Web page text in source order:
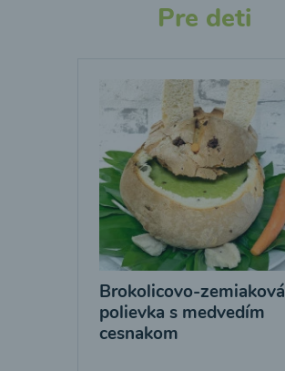
Pre deti
Brokolicovo-zemiaková
polievka s medvedím
cesnakom